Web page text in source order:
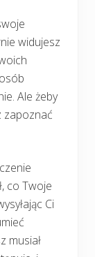
widujesz
Ale żeby
zapoznać
co Twoje
Ci
musiał